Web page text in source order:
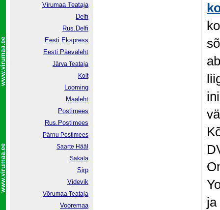
ja
Virumaa Teataja
Delfi
Rus.Delfi
Eesti Ekspress
Eesti Päevaleht
Järva Teataja
Koit
Looming
Maaleht
Postimees
Rus.Postimees
Pärnu Postimees
Saarte Hääl
Sakala
Sirp
Videvik
Võrumaa Teataja
Vooremaa